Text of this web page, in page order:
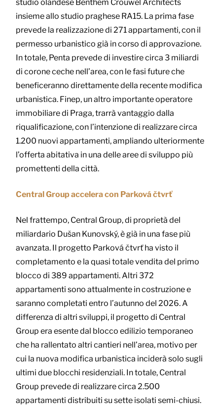
studio olandese Benthem Crouwel Architects
insieme allo studio praghese RA15. La prima fase
prevede la realizzazione di 271 appartamenti, con il
permesso urbanistico già in corso di approvazione.
In totale, Penta prevede di investire circa 3 miliardi
di corone ceche nell’area, con le fasi future che
beneficeranno direttamente della recente modifica
urbanistica. Finep, un altro importante operatore
immobiliare di Praga, trarrà vantaggio dalla
riqualificazione, con l’intenzione di realizzare circa
1.200 nuovi appartamenti, ampliando ulteriormente
l’offerta abitativa in una delle aree di sviluppo più
promettenti della città.
Central Group accelera con Parková čtvrť
Nel frattempo, Central Group, di proprietà del
miliardario Dušan Kunovský, è già in una fase più
avanzata. Il progetto Parková čtvrť ha visto il
completamento e la quasi totale vendita del primo
blocco di 389 appartamenti. Altri 372
appartamenti sono attualmente in costruzione e
saranno completati entro l’autunno del 2026. A
differenza di altri sviluppi, il progetto di Central
Group era esente dal blocco edilizio temporaneo
che ha rallentato altri cantieri nell’area, motivo per
cui la nuova modifica urbanistica inciderà solo sugli
ultimi due blocchi residenziali. In totale, Central
Group prevede di realizzare circa 2.500
appartamenti distribuiti su sette isolati semi-chiusi.